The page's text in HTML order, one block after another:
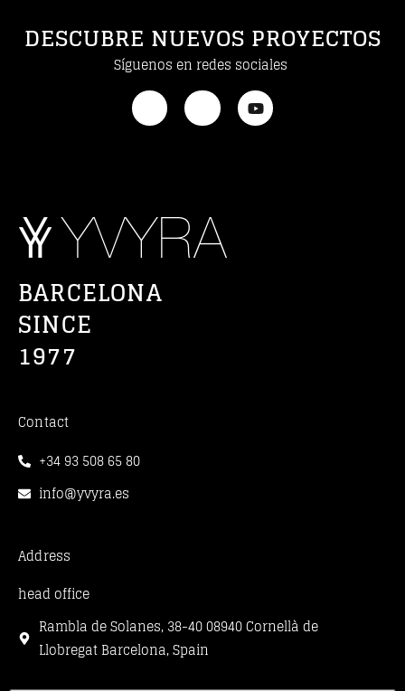
DESCUBRE NUEVOS PROYECTOS
Síguenos en redes sociales
BARCELONA
SINCE
1977
Contact
+34 93 508 65 80
info@yvyra.es
Address
head office
Rambla de Solanes, 38-40 08940 Cornellà de
Llobregat Barcelona, Spain